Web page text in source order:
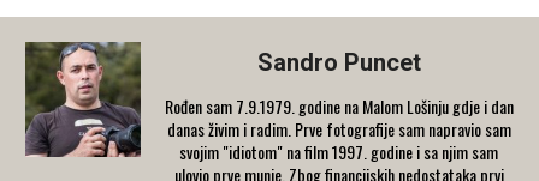
Sandro Puncet
Rođen sam 7.9.1979. godine na Malom Lošinju gdje i dan
danas živim i radim. Prve fotografije sam napravio sam
svojim "idiotom" na film 1997. godine i sa njim sam
ulovio prve munje. Zbog financijskih nedostataka prvi